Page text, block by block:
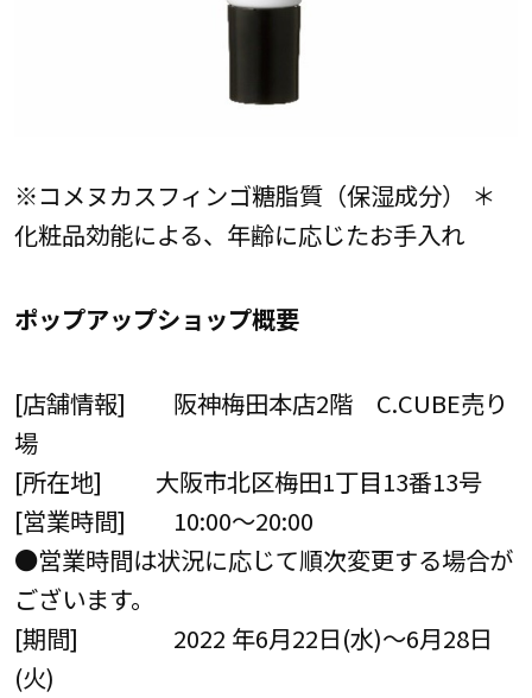
※コメヌカスフィンゴ糖脂質（保湿成分） ＊
化粧品効能による、年齢に応じたお手入れ
ポップアップショップ概要
[店舗情報] 阪神梅田本店2階 C.CUBE売り
場
[所在地] 大阪市北区梅田1丁目13番13号
[営業時間] 10:00～20:00
●営業時間は状況に応じて順次変更する場合が
ございます。
[期間] 2022 年6月22日(水)～6月28日
(火)